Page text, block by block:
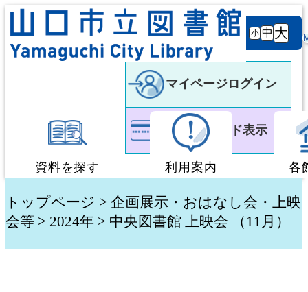
背景
白 黒
文字サ
イズ
小 中 大
マイページログイン
利用者カード表示
資料を探す
蔵書検索・予約
利用案内
図書館利用案内
各
トップページ > 企画展示・おはなし会・上映
会等 > 2024年 > 中央図書館 上映会 （11月）